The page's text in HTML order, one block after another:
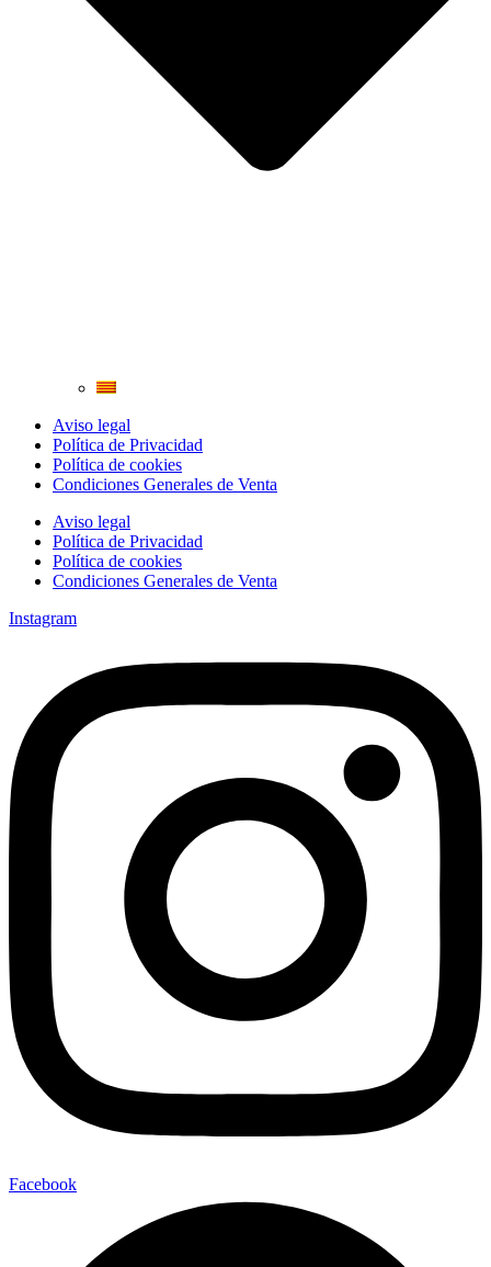
Aviso legal
Política de Privacidad
Política de cookies
Condiciones Generales de Venta
Aviso legal
Política de Privacidad
Política de cookies
Condiciones Generales de Venta
Instagram
Facebook